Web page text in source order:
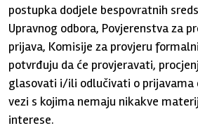
postupka dodjele bespovratnih
Upravnog odbora, Povjerenstva za
prijava, Komisije za provjeru
potvrđuju da će provjeravati,
glasovati i/ili odlučivati o prijavama
vezi s kojima nemaju nikakve
interese.